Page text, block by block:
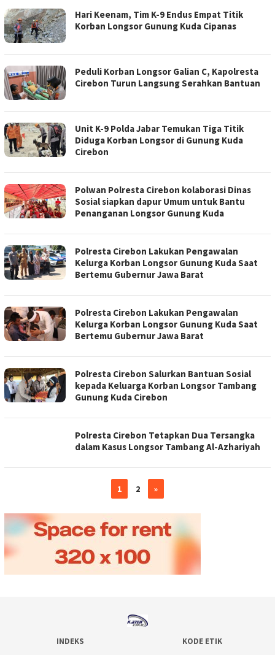
Hari Keenam, Tim K-9 Endus Empat Titik
Korban Longsor Gunung Kuda Cipanas
Peduli Korban Longsor Galian C, Kapolresta
Cirebon Turun Langsung Serahkan Bantuan
Unit K-9 Polda Jabar Temukan Tiga Titik
Diduga Korban Longsor di Gunung Kuda
Cirebon
Polwan Polresta Cirebon kolaborasi Dinas
Sosial siapkan dapur Umum untuk Bantu
Penanganan Longsor Gunung Kuda
Polresta Cirebon Lakukan Pengawalan
Kelurga Korban Longsor Gunung Kuda Saat
Bertemu Gubernur Jawa Barat
Polresta Cirebon Lakukan Pengawalan
Kelurga Korban Longsor Gunung Kuda Saat
Bertemu Gubernur Jawa Barat
Polresta Cirebon Salurkan Bantuan Sosial
kepada Keluarga Korban Longsor Tambang
Gunung Kuda Cirebon
Polresta Cirebon Tetapkan Dua Tersangka
dalam Kasus Longsor Tambang Al-Azhariyah
1 2 »
INDEKS
KODE ETIK